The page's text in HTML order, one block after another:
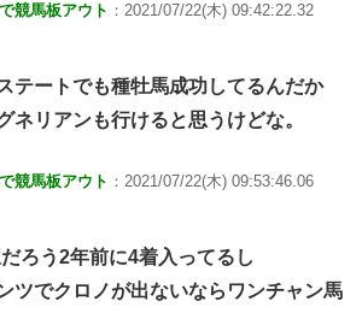
競馬板アウト ：2021/07/22(木) 09:42:22.32
テートでも種牡馬成功してるんだか
ネリアンも行けると思うけどな。
競馬板アウト ：2021/07/22(木) 09:53:46.06
ろう2年前に4着入ってるし
ツでクロノが出ないならワンチャン馬